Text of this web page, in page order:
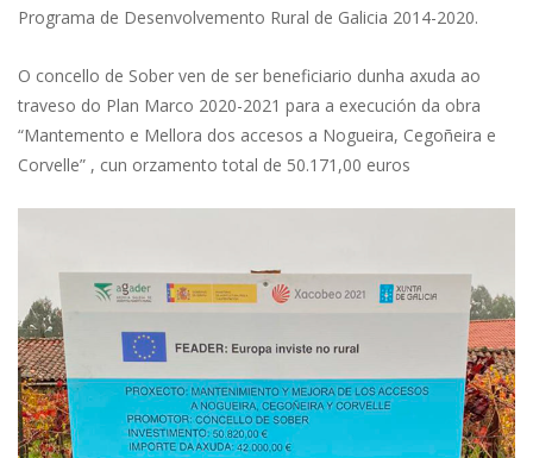
Programa de Desenvolvemento Rural de Galicia 2014-2020.
O concello de Sober ven de ser beneficiario dunha axuda ao
traveso do Plan Marco 2020-2021 para a execución da obra
“Mantemento e Mellora dos accesos a Nogueira, Cegoñeira e
Corvelle” , cun orzamento total de 50.171,00 euros